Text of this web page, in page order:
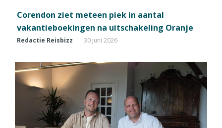
Corendon ziet meteen piek in aantal
vakantieboekingen na uitschakeling Oranje
Redactie Reisbizz 30 juni 2026